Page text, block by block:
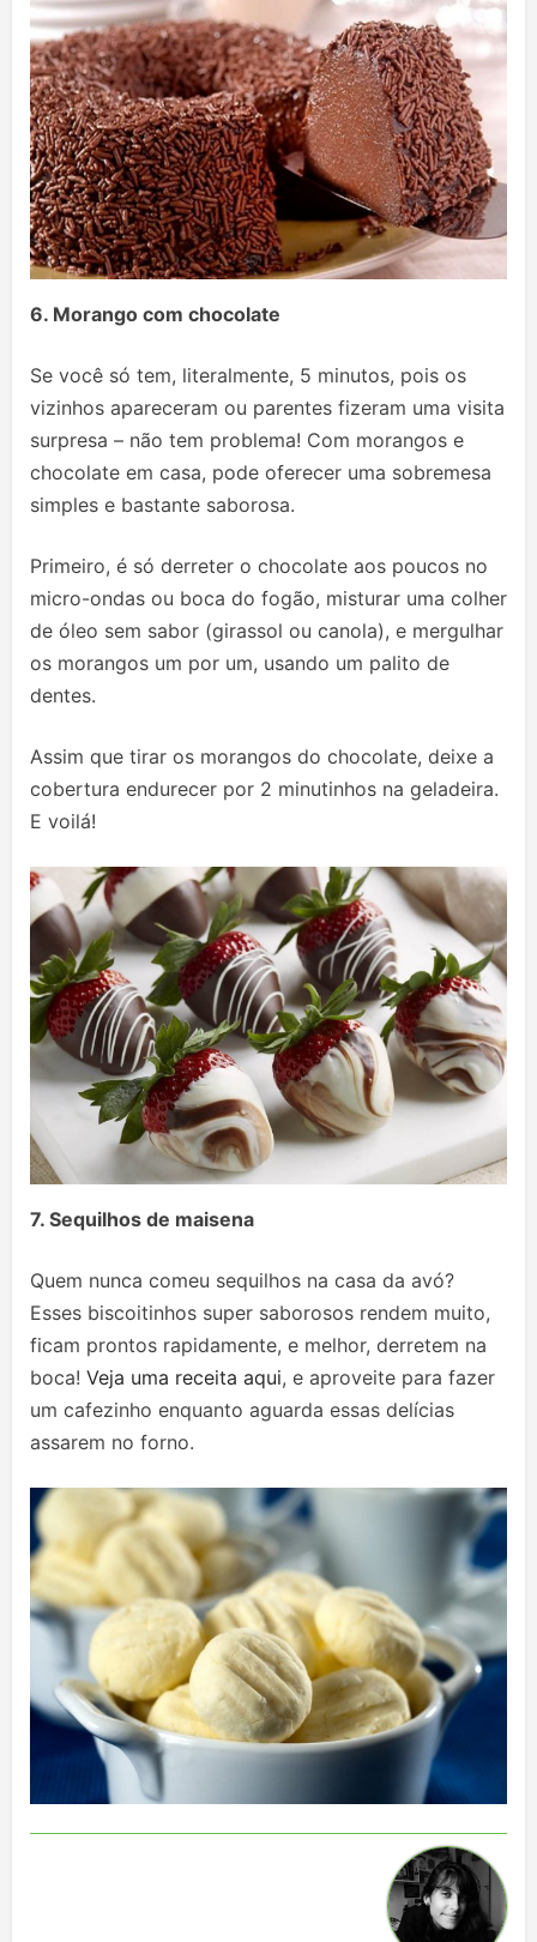
6. Morango com chocolate
Se você só tem, literalmente, 5 minutos, pois os
vizinhos apareceram ou parentes fizeram uma visita
surpresa – não tem problema! Com morangos e
chocolate em casa, pode oferecer uma sobremesa
simples e bastante saborosa.
Primeiro, é só derreter o chocolate aos poucos no
micro-ondas ou boca do fogão, misturar uma colher
de óleo sem sabor (girassol ou canola), e mergulhar
os morangos um por um, usando um palito de
dentes.
Assim que tirar os morangos do chocolate, deixe a
cobertura endurecer por 2 minutinhos na geladeira.
E voilá!
7. Sequilhos de maisena
Quem nunca comeu sequilhos na casa da avó?
Esses biscoitinhos super saborosos rendem muito,
ficam prontos rapidamente, e melhor, derretem na
boca! Veja uma receita aqui, e aproveite para fazer
um cafezinho enquanto aguarda essas delícias
assarem no forno.